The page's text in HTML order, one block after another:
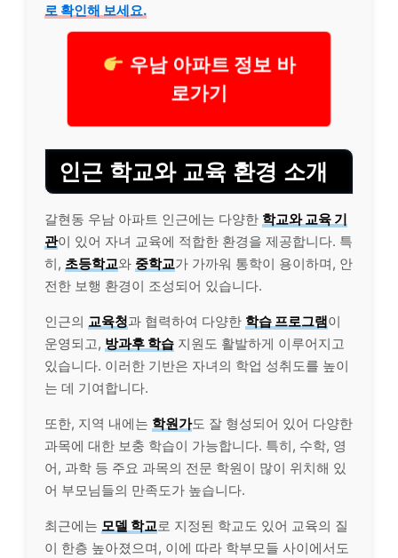
로 확인해 보세요.
우남 아파트 정보 바
로가기
인근 학교와 교육 환경 소개
갈현동 우남 아파트 인근에는 다양한 학교와 교육 기
관이 있어 자녀 교육에 적합한 환경을 제공합니다. 특
히, 초등학교와 중학교가 가까워 통학이 용이하며, 안
전한 보행 환경이 조성되어 있습니다.
인근의 교육청과 협력하여 다양한 학습 프로그램이
운영되고, 방과후 학습 지원도 활발하게 이루어지고
있습니다. 이러한 기반은 자녀의 학업 성취도를 높이
는 데 기여합니다.
또한, 지역 내에는 학원가도 잘 형성되어 있어 다양한
과목에 대한 보충 학습이 가능합니다. 특히, 수학, 영
어, 과학 등 주요 과목의 전문 학원이 많이 위치해 있
어 부모님들의 만족도가 높습니다.
최근에는 모델 학교로 지정된 학교도 있어 교육의 질
이 한층 높아졌으며, 이에 따라 학부모들 사이에서도